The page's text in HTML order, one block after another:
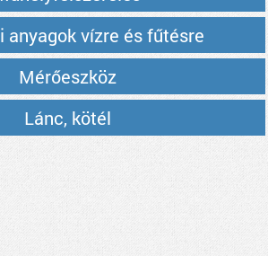
anyagok vízre és fűtésre
Mérőeszköz
Lánc, kötél